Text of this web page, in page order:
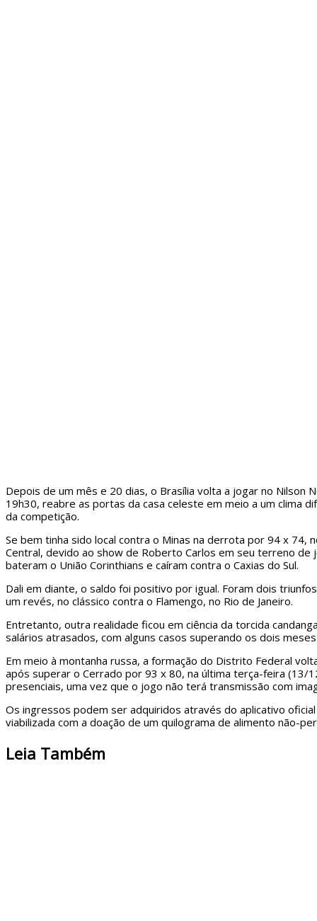
Depois de um mês e 20 dias, o Brasília volta a jogar no Nilson
19h30, reabre as portas da casa celeste em meio a um clima
da competição.
Se bem tinha sido local contra o Minas na derrota por 94 x 74,
Central, devido ao show de Roberto Carlos em seu terreno de
bateram o União Corinthians e caíram contra o Caxias do Sul.
Dali em diante, o saldo foi positivo por igual. Foram dois
um revés, no clássico contra o Flamengo, no Rio de Janeiro.
Entretanto, outra realidade ficou em ciência da torcida
salários atrasados, com alguns casos superando os dois
Em meio à montanha russa, a formação do Distrito Federal
após superar o Cerrado por 93 x 80, na última terça-feira (13/
presenciais, uma vez que o jogo não terá transmissão com
Os ingressos podem ser adquiridos através do aplicativo
viabilizada com a doação de um quilograma de alimento não-
Leia Também